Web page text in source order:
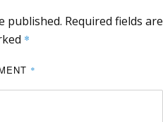
published. Required fields are
*
*